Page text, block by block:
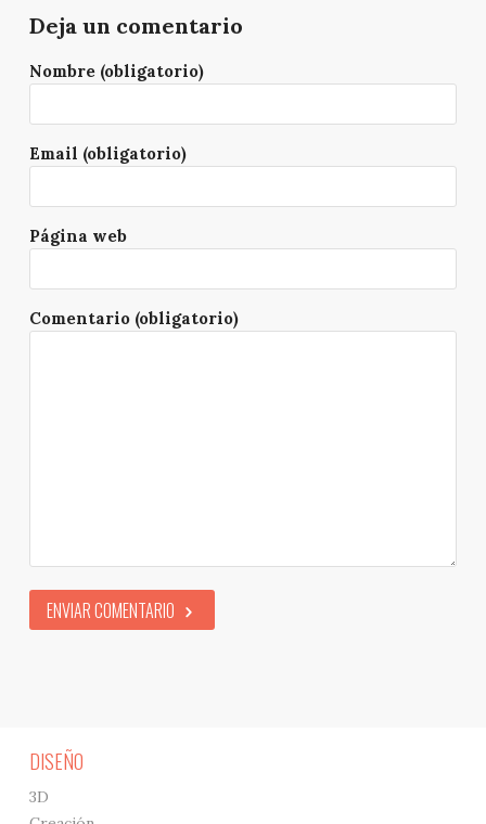
Deja un comentario
Nombre (obligatorio)
Email (obligatorio)
Página web
Comentario (obligatorio)
ENVIAR COMENTARIO
DISEÑO
3D